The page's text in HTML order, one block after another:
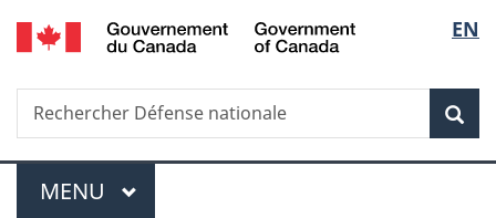
Passer
au
principal
Passer
à
Au
du
Passer
à
version
simplifiée
de
la
EN
Recherche
Rechercher
Défense
Menu
MENU PRINCIPAL